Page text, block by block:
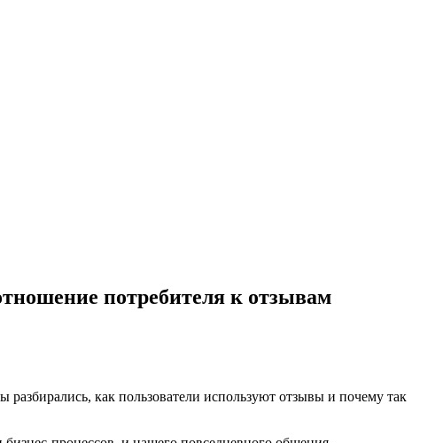
потребителя к отзывам
как пользователи используют отзывы и почему так